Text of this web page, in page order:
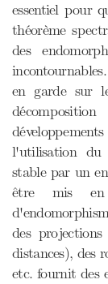
essentiel pour
théorème
des
en garde sur
l'utilisation du
stable par un
être mis
des
distances), des
etc. fournit des